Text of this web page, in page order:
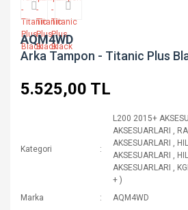
AQM4WD
Arka Tampon - Titanic Plus
5.525,00 TL
Kategori
L200 2015+
AKSESUARLARI ,
AKSESUARLARI ,
AKSESUARLARI ,
AKSESUARLARI ,
+ )
Marka
AQM4WD